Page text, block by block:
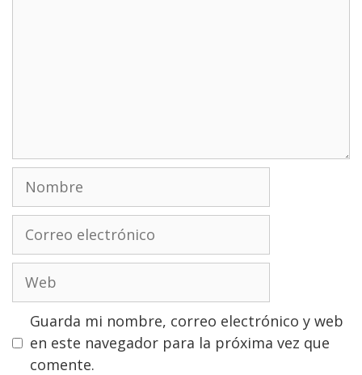
Nombre
electrónico
Guarda mi nombre, correo electrónico y web
en este navegador para la próxima vez que
comente.